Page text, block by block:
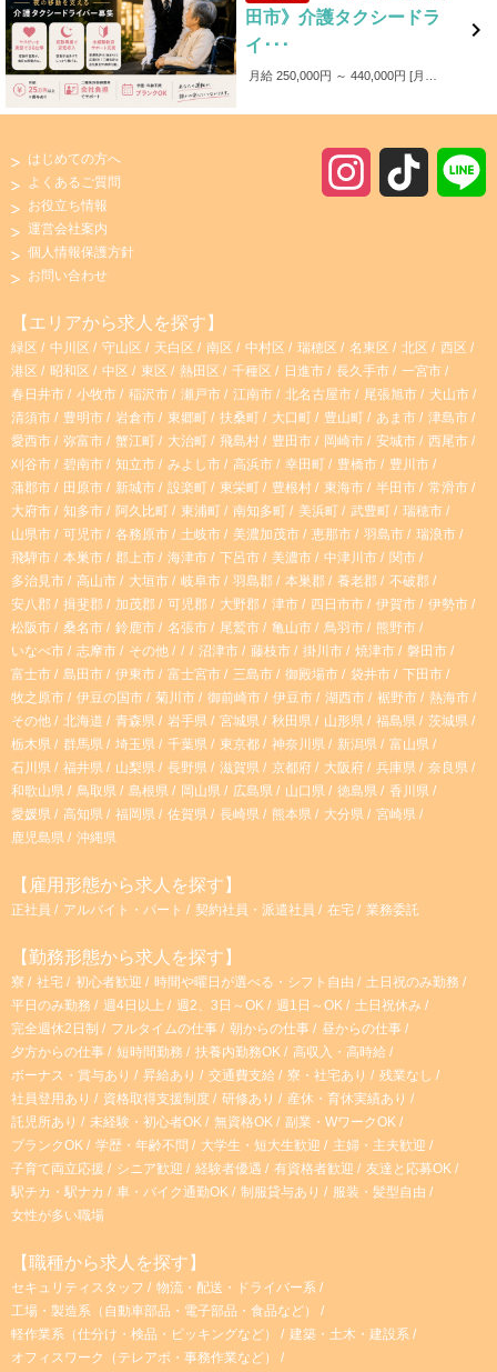
田市》介護タクシードラ
イ･･･
月給 250,000円 ～ 440,000円 月給250,000円～440,000円 ■各種手当 ・家族手当（～1,000円／月） ・皆勤手当（～6,000円／月） ・無事故手当（～10,000円／月） ・愛車手当 ■賞与あり ✨入社後4カ月間は保証給制度あり！（最大25万円）

a
g
r
a
m
o
k
はじめての方へ
よくあるご質問
お役立ち情報
運営会社案内
個人情報保護方針
お問い合わせ
【エリアから求人を探す】
緑区 中川区 守山区 天白区 南区 中村区 瑞穂区 名東区 北区
西区
港区
昭和区 中区 東区 熱田区 千種区 日進市 長久手市
一宮市
春日井市
小牧市 稲沢市 瀬戸市 江南市 北名古屋市 尾張旭市
犬山市
清須市
豊明市 岩倉市 東郷町 扶桑町 大口町 豊山町 あま市
津島市
愛西市
弥富市 蟹江町 大治町 飛島村 豊田市 岡崎市 安城市
西尾市
刈谷市
碧南市 知立市 みよし市 高浜市 幸田町 豊橋市
豊川市
蒲郡市
田原市 新城市 設楽町 東栄町 豊根村 東海市 半田市
常滑市
大府市
知多市 阿久比町 東浦町 南知多町 美浜町 武豊町
瑞穂市
山県市
可児市 各務原市 土岐市 美濃加茂市 恵那市 羽島市
瑞浪市
飛騨市
本巣市 郡上市 海津市 下呂市 美濃市 中津川市
関市
多治見市
高山市 大垣市 岐阜市 羽島郡 本巣郡 養老郡
不破郡
安八郡
揖斐郡 加茂郡 可児郡 大野郡 津市 四日市市 伊賀市
伊勢市
松阪市
桑名市 鈴鹿市 名張市 尾鷲市 亀山市 鳥羽市
熊野市
いなべ市
志摩市 その他 沼津市 藤枝市 掛川市 焼津市
磐田市
富士市
島田市 伊東市 富士宮市 三島市 御殿場市 袋井市
下田市
牧之原市
伊豆の国市 菊川市 御前崎市 伊豆市 湖西市 裾野市
熱海市
その他
北海道 青森県 岩手県 宮城県 秋田県 山形県 福島県
茨城県
栃木県
群馬県 埼玉県 千葉県 東京都 神奈川県 新潟県
富山県
石川県
福井県 山梨県 長野県 滋賀県 京都府 大阪府 兵庫県
奈良県
和歌山県
鳥取県 島根県 岡山県 広島県 山口県 徳島県
香川県
愛媛県
高知県 福岡県 佐賀県 長崎県 熊本県 大分県
宮崎県
鹿児島県
沖縄県
【雇用形態から求人を探す】
正社員 アルバイト・パート 契約社員・派遣社員 在宅 業務委託
【勤務形態から求人を探す】
寮 社宅 初心者歓迎 時間や曜日が選べる・シフト自由
土日祝のみ勤務
平日のみ勤務
週4日以上 週2、3日～OK 週1日～OK
土日祝休み
完全週休2日制
フルタイムの仕事 朝からの仕事
昼からの仕事
夕方からの仕事
短時間勤務 扶養内勤務OK
高収入・高時給
ボーナス・賞与あり
昇給あり 交通費支給 寮・社宅あり
残業なし
社員登用あり
資格取得支援制度 研修あり
産休・育休実績あり
託児所あり
未経験・初心者OK 無資格OK
副業・WワークOK
ブランクOK
学歴・年齢不問 大学生・短大生歓迎
主婦・主夫歓迎
子育て両立応援
シニア歓迎 経験者優遇 有資格者歓迎
友達と応募OK
駅チカ・駅ナカ
車・バイク通勤OK 制服貸与あり
服装・髪型自由
女性が多い職場
【職種から求人を探す】
セキュリティスタッフ
物流・配送・ドライバー系
工場・製造系（自動車部品・電子部品・食品など）
軽作業系（仕分け・検品・ピッキングなど）
建築・土木・建設系
オフィスワーク（テレアポ・事務作業など）